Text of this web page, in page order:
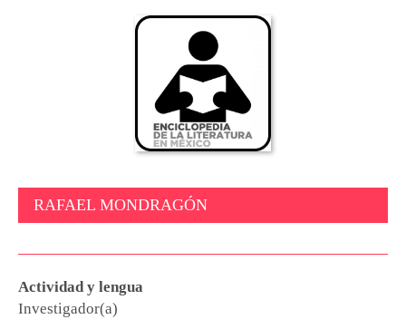
RAFAEL MONDRAGÓN
Actividad y lengua
Investigador(a)